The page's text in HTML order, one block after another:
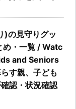
)の見守りグッ
め・一覧 / Watc
and Seniors
す親、子ども
認・状況確認